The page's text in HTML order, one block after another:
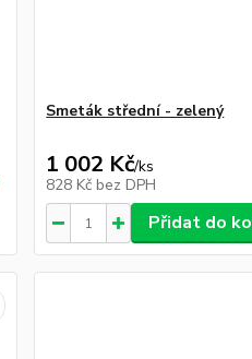
Smeták střední - zelený
1 002 Kč/ks
828 Kč bez DPH
Přidat do